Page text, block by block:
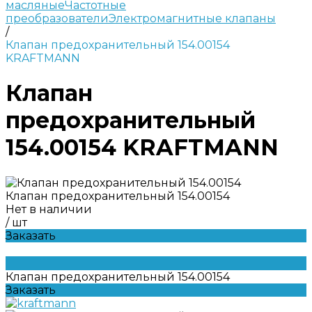
масляныеЧастотные
преобразователиЭлектромагнитные клапаны
/
Клапан предохранительный 154.00154
KRAFTMANN
Клапан
предохранительный
154.00154 KRAFTMANN
Клапан предохранительный 154.00154
Нет в наличии
/ шт
Заказать
Клапан предохранительный 154.00154
Заказать